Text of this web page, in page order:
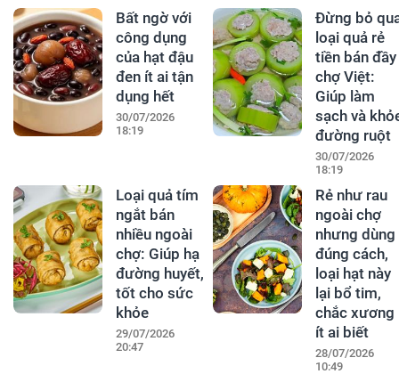
Bất ngờ với
công dụng
của hạt đậu
đen ít ai tận
dụng hết
30/07/2026
18:19
Đừng bỏ
loại quả rẻ
tiền bán đầy
chợ Việt:
Giúp làm
sạch và
đường ruột
30/07/2026
18:19
Loại quả tím
ngắt bán
nhiều ngoài
chợ: Giúp hạ
đường huyết,
tốt cho sức
khỏe
29/07/2026
20:47
Rẻ như rau
ngoài chợ
nhưng dùng
đúng cách,
loại hạt này
lại bổ tim,
chắc xương
ít ai biết
28/07/2026
10:49